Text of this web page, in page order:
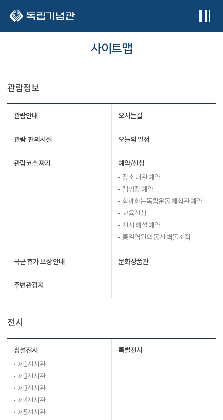
사이트맵
관람정보
관람안내 오시는길
관람·편의시설 오늘의 일정
관람코스 짜기 예약/신청
장소 대관 예약
캠핑장 예약
함께하는독립운동 체험관 예약
교육신청
전시 해설 예약
통일염원의 동산 벽돌조적
국군 휴가 보상 안내 문화상품관
주변관광지
전시
상설전시
제1전시관
제2전시관
제3전시관
제4전시관
제5전시관
특별전시